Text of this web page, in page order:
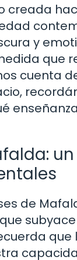
creada
y
que
cuenta
de